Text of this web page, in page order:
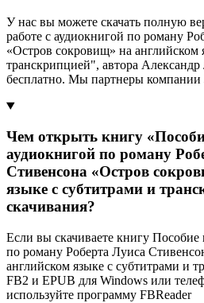
У нас вы можете скачать полную
работе с аудиокнигой по роману
«Остров сокровищ» на английском
транскрипцией", автора
бесплатно. Мы партнеры компании
Чем открыть книгу
аудиокнигой по роману
Стивенсона «Остров
языке с субтитрами и
скачивания?
Если вы скачиваете книгу Пособие
по роману Роберта Луиса
английском языке с субтитрами и
FB2 и EPUB для Windows или
используйте программу FBReader